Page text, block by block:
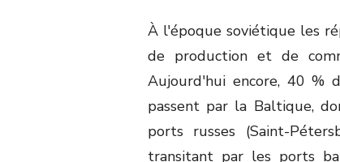
À l'époque soviétique les
de production et de
Aujourd'hui encore, 40 %
passent par la Baltique,
ports russes (Saint-
transitant par les ports